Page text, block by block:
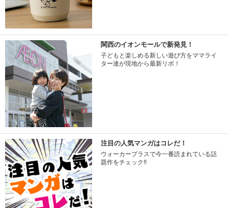
関西のイオンモールで新発見！
子どもと楽しめる新しい遊び方をママライ
ター達が現地から最新リポ！
注目の人気マンガはコレだ！
ウォーカープラスで今一番読まれている話
題作をチェック!!